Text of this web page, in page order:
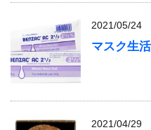
2021/05/24
マスク生
2021/04/29